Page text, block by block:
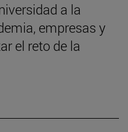
a la
empresas y
el reto de la